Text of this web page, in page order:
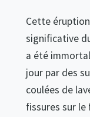
Cette
significative
a été
jour par des
coulées de
fissures sur le